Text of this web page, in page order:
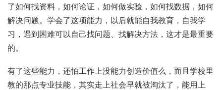
了如何找资料，如何论证，如何做实验，如何找数据，如何
解决问题。学会了这项能力，以后就能自我教育，自我学
习，遇到困难可以自己找问题、找解决方法，这才是最重要
的。
有了这些能力，还怕工作上没能力创造价值么，而且学校里
教的那点专业技能，其实走上社会早就被淘汰了，能用上